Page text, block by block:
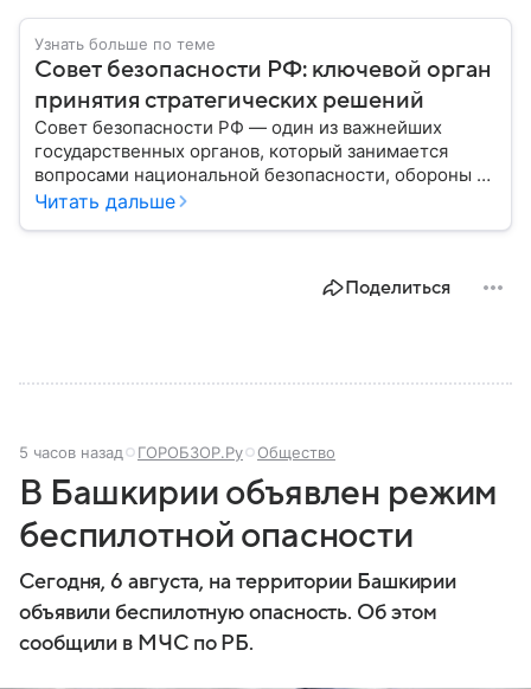
Узнать больше по теме
Совет безопасности РФ: ключевой орган
принятия стратегических решений
Совет безопасности РФ — один из важнейших
государственных органов, который занимается
вопросами национальной безопасности, обороны и
стратегического планирования. В этом материале
Читать дальше
Поделиться
5 часов назад ГОРОБЗОР.Ру Общество
В Башкирии объявлен режим
беспилотной опасности
Сегодня, 6 августа, на территории Башкирии
объявили беспилотную опасность. Об этом
сообщили в МЧС по РБ.